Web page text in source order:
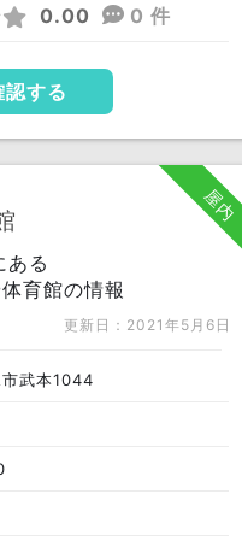
0.00 0 件
する
屋内
ある
育館の情報
更新日：2021年5月6日
武本1044